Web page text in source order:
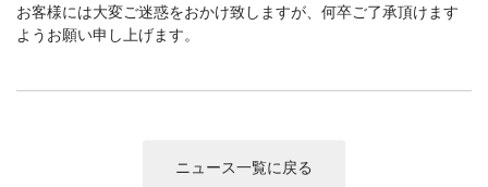
蔵CURAセレクション
ソフトレリーズ「小丸」 フィルムカメラ
お客様には大変ご迷惑をおかけ致しますが、何卒ご了承頂けます
ようお願い申し上げます。
ニュース一覧に戻る